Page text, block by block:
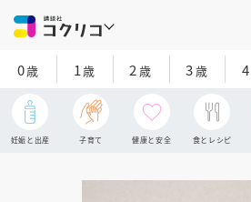
0歳 1歳 2 歳 3歳 4
妊娠と出産 子育て 健康と安全 食とレシピ